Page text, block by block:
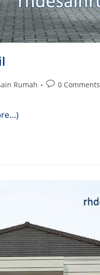
Rumah
Post0 Comments